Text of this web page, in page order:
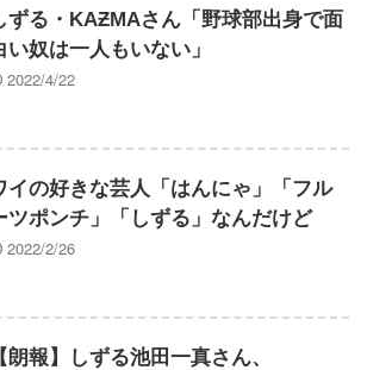
ずる・KAƵMAさん「野球部出身で面
い奴は一人もいない」
2022/4/22
イの好きな芸人「はんにゃ」「フル
ツポンチ」「しずる」なんだけど
2022/2/26
【朗報】しずる池田一真さん、